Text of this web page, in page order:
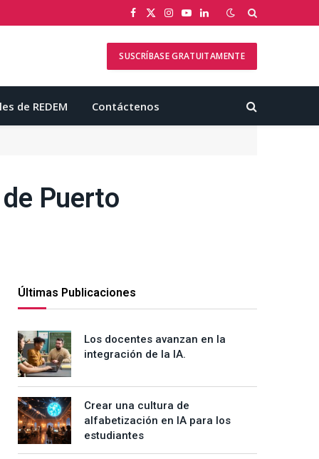
Facebook
X
Instagram
YouTube
LinkedIn
SUSCRÍBASE GRATUITAMENTE
de REDEM Contáctenos
Puerto
Últimas Publicaciones
Los docentes avanzan en la
integración de la IA.
Crear una cultura de
alfabetización en IA para los
estudiantes